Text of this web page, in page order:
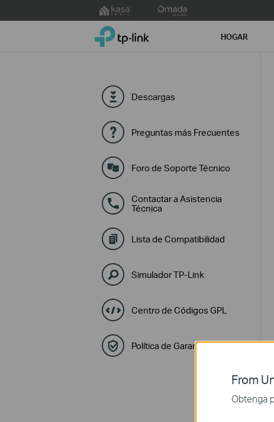
to
TP-Link, Reliably Smart HOGAR
Descargas
Preguntas más Frecuentes
Foro de Soporte Técnico
Contactar a Asistencia
Técnica
Lista de Compatibilidad
Simulador TP-Link
Centro de Códigos GPL
Política de Garantía y RMA
From
Obtenga